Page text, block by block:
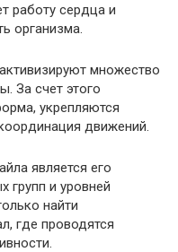
работу сердца и
организма.
множество
За счет этого
укрепляются
движений.
является его
групп и уровней
найти
где проводятся